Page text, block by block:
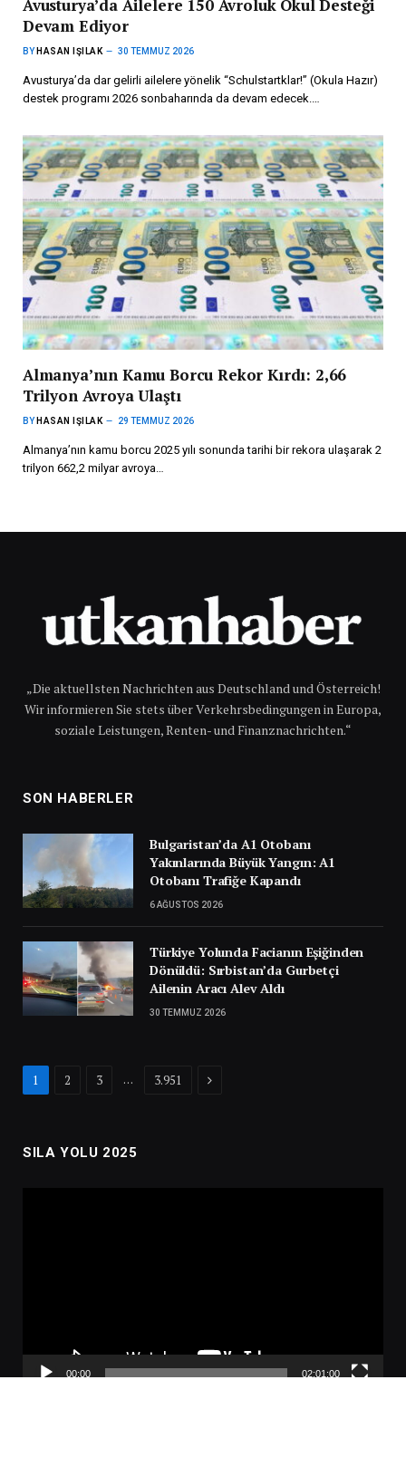
Avusturya’da Ailelere 150 Avroluk Okul Desteği
Devam Ediyor
BY HASAN IŞILAK 30 TEMMUZ 2026
Avusturya’da dar gelirli ailelere yönelik “Schulstartklar!” (Okula Hazır)
destek programı 2026 sonbaharında da devam edecek.…
Almanya’nın Kamu Borcu Rekor Kırdı: 2,66
Trilyon Avroya Ulaştı
BY HASAN IŞILAK 29 TEMMUZ 2026
Almanya’nın kamu borcu 2025 yılı sonunda tarihi bir rekora ulaşarak 2
trilyon 662,2 milyar avroya…
„Die aktuellsten Nachrichten aus Deutschland und Österreich!
Wir informieren Sie stets über Verkehrsbedingungen in Europa,
soziale Leistungen, Renten- und Finanznachrichten.“
SON HABERLER
Bulgaristan’da A1 Otobanı
Yakınlarında Büyük Yangın: A1
Otobanı Trafiğe Kapandı
6 AĞUSTOS 2026
Türkiye Yolunda Facianın Eşiğinden
Dönüldü: Sırbistan’da Gurbetçi
Ailenin Aracı Alev Aldı
30 TEMMUZ 2026
1 2 3 … 3.951 Next
SILA YOLU 2025
00:00 02:01:00